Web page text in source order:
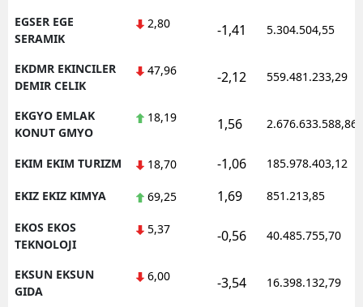
EGSER EGE
SERAMIK
2,80 -1,41 5.304.504,55
EKDMR EKINCILER
DEMIR CELIK
47,96 -2,12 559.481.233,29
EKGYO EMLAK
KONUT GMYO
18,19 1,56 2.676.633.588,86
EKIM EKIM TURIZM 18,70 -1,06 185.978.403,12
EKIZ EKIZ KIMYA 69,25 1,69 851.213,85
EKOS EKOS
TEKNOLOJI
5,37 -0,56 40.485.755,70
EKSUN EKSUN
GIDA
6,00 -3,54 16.398.132,79